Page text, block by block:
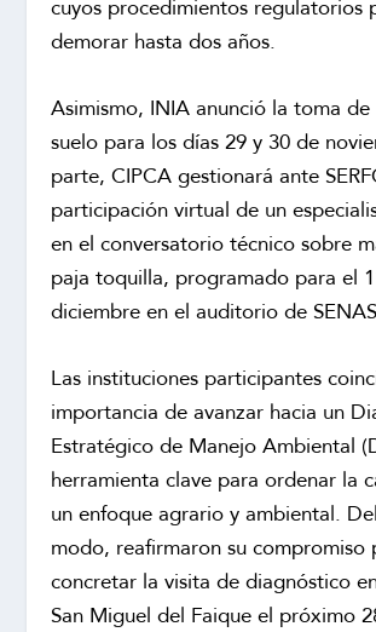
cuyos procedimientos regulatorios
demorar hasta dos años.
Asimismo, INIA anunció la toma de
suelo para los días 29 y 30 de
parte, CIPCA gestionará ante
participación virtual de un
en el conversatorio técnico sobre
paja toquilla, programado para el
diciembre en el auditorio de
Las instituciones participantes
importancia de avanzar hacia un
Estratégico de Manejo Ambiental
herramienta clave para ordenar la
un enfoque agrario y ambiental.
modo, reafirmaron su compromiso
concretar la visita de diagnóstico
San Miguel del Faique el próximo